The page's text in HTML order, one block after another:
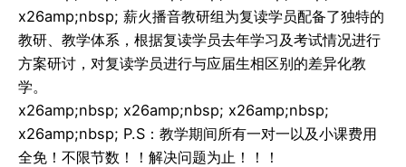
x26amp;nbsp; 薪火播音教研组为复读学员配备了独特的
教研、教学体系，根据复读学员去年学习及考试情况进行
方案研讨，对复读学员进行与应届生相区别的差异化教
学。
x26amp;nbsp; x26amp;nbsp; x26amp;nbsp;
x26amp;nbsp; P.S：教学期间所有一对一以及小课费用
全免！不限节数！！解决问题为止！！！